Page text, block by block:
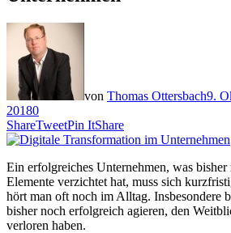
von Thomas Ottersbach9.
20180
ShareTweetPin ItShare
Ein erfolgreiches Unternehmen, was
Elemente verzichtet hat, muss sich
hört man oft noch im Alltag. Insbesondere
bisher noch erfolgreich agieren, den
verloren haben.